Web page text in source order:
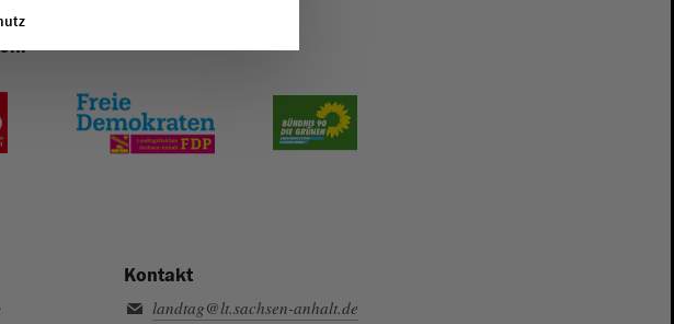
Kontakt
landtag@lt.sachsen-anhalt.de